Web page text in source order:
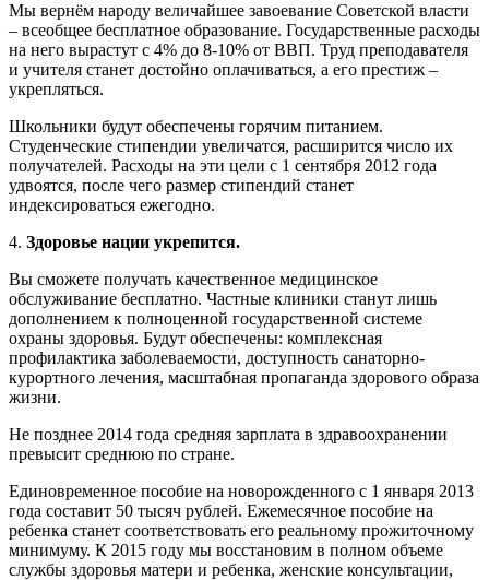
Мы вернём народу величайшее завоевание Советской власти
– всеобщее бесплатное образование. Государственные расходы
на него вырастут с 4% до 8-10% от ВВП. Труд преподавателя
и учителя станет достойно оплачиваться, а его престиж –
укрепляться.
Школьники будут обеспечены горячим питанием.
Студенческие стипендии увеличатся, расширится число их
получателей. Расходы на эти цели с 1 сентября 2012 года
удвоятся, после чего размер стипендий станет
индексироваться ежегодно.
4. Здоровье нации укрепится.
Вы сможете получать качественное медицинское
обслуживание бесплатно. Частные клиники станут лишь
дополнением к полноценной государственной системе
охраны здоровья. Будут обеспечены: комплексная
профилактика заболеваемости, доступность санаторно-
курортного лечения, масштабная пропаганда здорового образа
жизни.
Не позднее 2014 года средняя зарплата в здравоохранении
превысит среднюю по стране.
Единовременное пособие на новорожденного с 1 января 2013
года составит 50 тысяч рублей. Ежемесячное пособие на
ребенка станет соответствовать его реальному прожиточному
минимуму. К 2015 году мы восстановим в полном объеме
службы здоровья матери и ребенка, женские консультации,